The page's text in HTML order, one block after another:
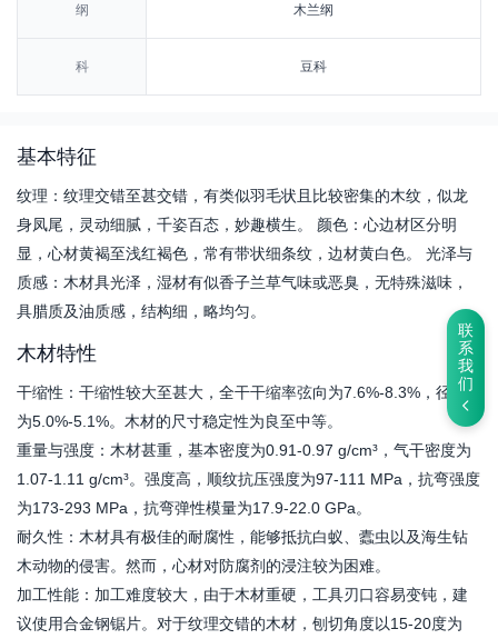
联
系
我
们
纲 木兰纲
科 豆科
基本特征
纹理：纹理交错至甚交错，有类似羽毛状且比较密集的木纹，似龙
身凤尾，灵动细腻，千姿百态，妙趣横生。 颜色：心边材区分明
显，心材黄褐至浅红褐色，常有带状细条纹，边材黄白色。 光泽与
质感：木材具光泽，湿材有似香子兰草气味或恶臭，无特殊滋味，
具腊质及油质感，结构细，略均匀。
木材特性
干缩性：干缩性较大至甚大，全干干缩率弦向为7.6%-8.3%，径向
为5.0%-5.1%。木材的尺寸稳定性为良至中等。
重量与强度：木材甚重，基本密度为0.91-0.97 g/cm³，气干密度为
1.07-1.11 g/cm³。强度高，顺纹抗压强度为97-111 MPa，抗弯强度
为173-293 MPa，抗弯弹性模量为17.9-22.0 GPa。
耐久性：木材具有极佳的耐腐性，能够抵抗白蚁、蠹虫以及海生钻
木动物的侵害。然而，心材对防腐剂的浸注较为困难。
加工性能：加工难度较大，由于木材重硬，工具刃口容易变钝，建
议使用合金钢锯片。对于纹理交错的木材，刨切角度以15-20度为